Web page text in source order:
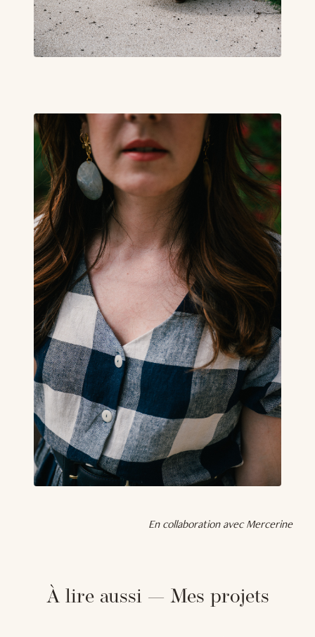
En collaboration avec Mercerine
À lire aussi — Mes projets